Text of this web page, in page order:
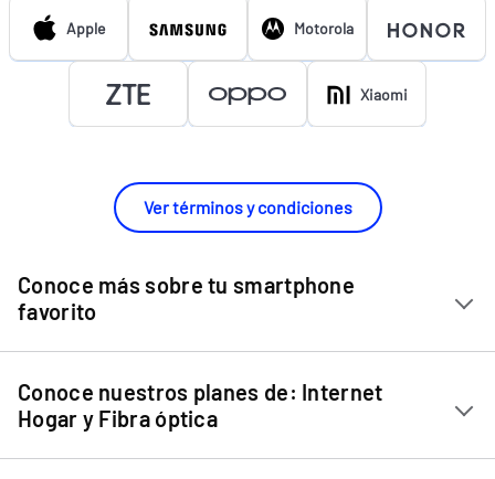
Apple Motorola
Xiaomi
Ver términos y condiciones
Conoce más sobre tu smartphone
favorito
Chip Entel
Apple iPhone 11
Apple iPhone 12 Mini
Conoce nuestros planes de: Internet
Hogar y Fibra óptica
Internet Hogar